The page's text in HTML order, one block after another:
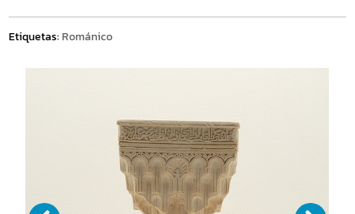
Etiquetas: Románico